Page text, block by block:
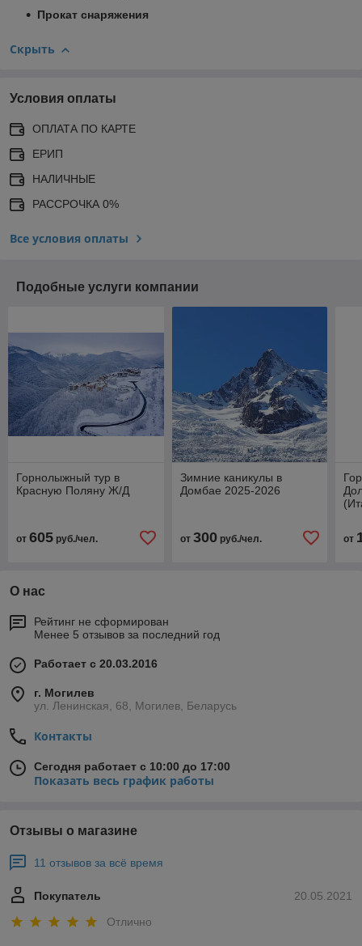
Прокат снаряжения
Скрыть
Условия оплаты
ОПЛАТА ПО КАРТЕ
ЕРИП
НАЛИЧНЫЕ
РАССРОЧКА 0%
Все условия оплаты
Подобные услуги компании
Горнолыжный тур в
Красную Поляну Ж/Д
от 605 руб./чел.
Зимние каникулы в
Домбае 2025-2026
от 300руб./чел. от
О нас
Рейтинг не сформирован
Менее 5 отзывов за последний год
Работает с 20.03.2016
г. Могилев
ул. Ленинская, 68, Могилев, Беларусь
Контакты
Сегодня работает с 10:00 до 17:00
Показать весь график работы
Отзывы о магазине
11 отзывов за всё время
20.05.2021
Покупатель
Отлично